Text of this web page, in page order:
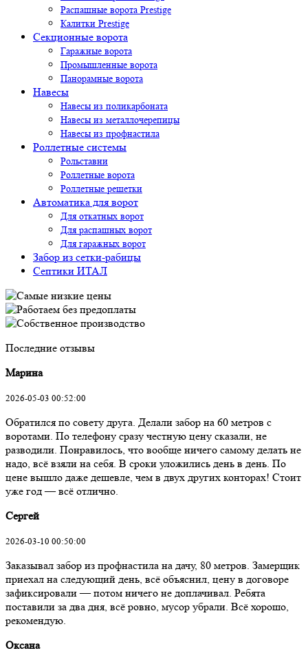
Распашные ворота Prestige
Калитки Prestige
Секционные ворота
Гаражные ворота
Промышленные ворота
Панорамные ворота
Навесы
Навесы из поликарбоната
Навесы из металлочерепицы
Навесы из профнастила
Роллетные системы
Рольставни
Роллетные ворота
Роллетные решетки
Автоматика для ворот
Для откатных ворот
Для распашных ворот
Для гаражных ворот
Забор из сетки-рабицы
Септики ИТАЛ
Последние отзывы
Марина
2026-05-03 00:52:00
Обратился по совету друга. Делали забор на 60 метров с
воротами. По телефону сразу честную цену сказали, не
разводили. Понравилось, что вообще ничего самому делать не
надо, всё взяли на себя. В сроки уложились день в день. По
цене вышло даже дешевле, чем в двух других конторах! Стоит
уже год — всё отлично.
Сергей
2026-03-10 00:50:00
Заказывал забор из профнастила на дачу, 80 метров. Замерщик
приехал на следующий день, всё объяснил, цену в договоре
зафиксировали — потом ничего не доплачивал. Ребята
поставили за два дня, всё ровно, мусор убрали. Всё хорошо,
рекомендую.
Оксана